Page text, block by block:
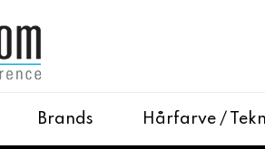
Brands Hårfarve /